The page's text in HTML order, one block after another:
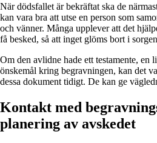
När dödsfallet är bekräftat ska de
kan vara bra att utse en person som
och vänner. Många upplever att det
få besked, så att inget glöms bort i
Om den avlidne hade ett testamente, en
önskemål kring begravningen, kan det
dessa dokument tidigt. De kan ge
Kontakt med
planering av avskedet